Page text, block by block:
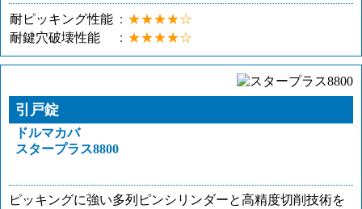
耐ピッキング性能
★★★★☆
耐鍵穴破壊性能
★★★★☆
引戸錠
ドルマカバ
スタープラス8800
ピッキングに強い多列ピンシリンダーと高精度切削技術を